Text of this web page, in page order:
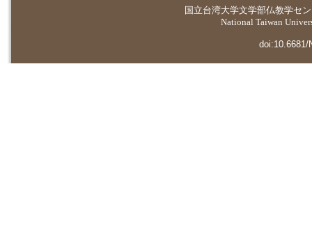
国立台湾大学文学部仏教学セ
National Taiwan
doi:10.6681/